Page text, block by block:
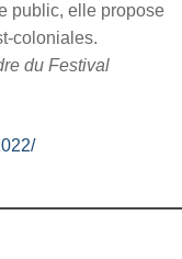
public, elle propose
coloniales.
du Festival